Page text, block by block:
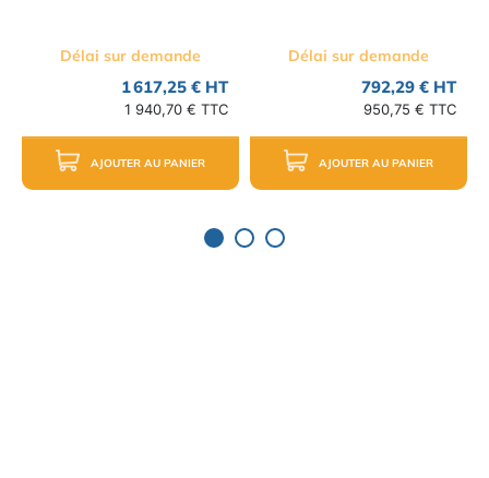
Délai sur demande
1 617,25 € HT
1 940,70 € TTC
AJOUTER AU PANIER
Délai sur demande
792,29 € HT
950,75 € TTC
AJOUTER AU PANIER